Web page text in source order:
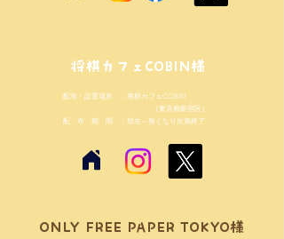
将棋カフェCOBIN様
配布・設置場所 ：将棋カフェCOBIN
（東京都新宿区）
配 布 期 間 ：現在～無くなり次第終了
ONLY FREE PAPER TOKYO様